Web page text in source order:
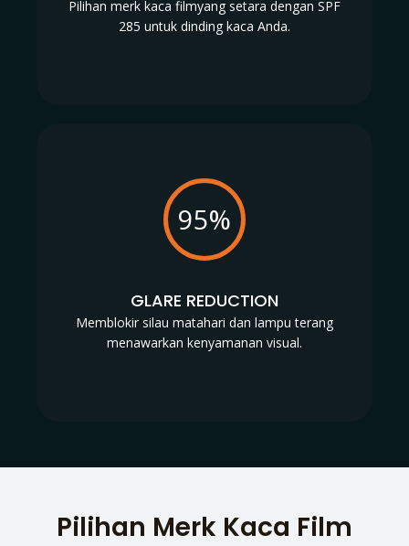
Pilihan merk kaca filmyang setara dengan SPF
285 untuk dinding kaca Anda.
95%
GLARE REDUCTION
Memblokir silau matahari dan lampu terang
menawarkan kenyamanan visual.
Pilihan Merk Kaca Film